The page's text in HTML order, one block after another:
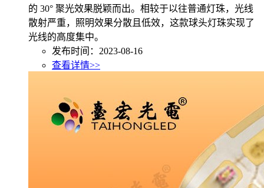
的 30° 聚光效果脱颖而出。相较于以往普通灯珠，光线
散射严重，照明效果分散且低效，这款球头灯珠实现了
光线的高度集中。
发布时间：2023-08-16
查看详情>>